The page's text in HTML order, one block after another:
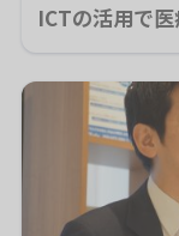
ICTの活用で